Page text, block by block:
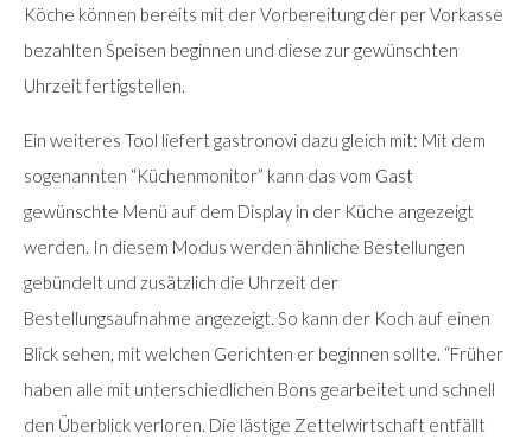
Köche können bereits mit der Vorbereitung der per Vorkasse
bezahlten Speisen beginnen und diese zur gewünschten
Uhrzeit fertigstellen.
Ein weiteres Tool liefert gastronovi dazu gleich mit: Mit dem
sogenannten “Küchenmonitor” kann das vom Gast
gewünschte Menü auf dem Display in der Küche angezeigt
werden. In diesem Modus werden ähnliche Bestellungen
gebündelt und zusätzlich die Uhrzeit der
Bestellungsaufnahme angezeigt. So kann der Koch auf einen
Blick sehen, mit welchen Gerichten er beginnen sollte. “Früher
haben alle mit unterschiedlichen Bons gearbeitet und schnell
den Überblick verloren. Die lästige Zettelwirtschaft entfällt